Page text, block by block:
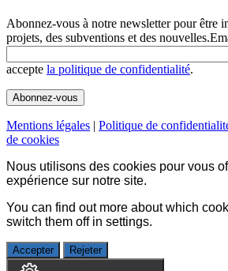
Abonnez-vous à notre newsletter pour être
projets, des subventions et des nouvelles.
accepte la politique de confidentialité.
Mentions légales | Politique de
de cookies
Nous utilisons des cookies pour vous
expérience sur notre site.
You can find out more about which
switch them off in settings.
Accepter Rejeter